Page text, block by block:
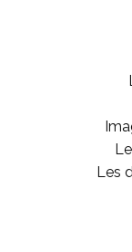
Les